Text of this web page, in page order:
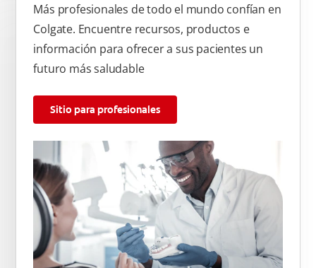
Más profesionales de todo el mundo confían en
Colgate. Encuentre recursos, productos e
información para ofrecer a sus pacientes un
futuro más saludable
Sitio para profesionales